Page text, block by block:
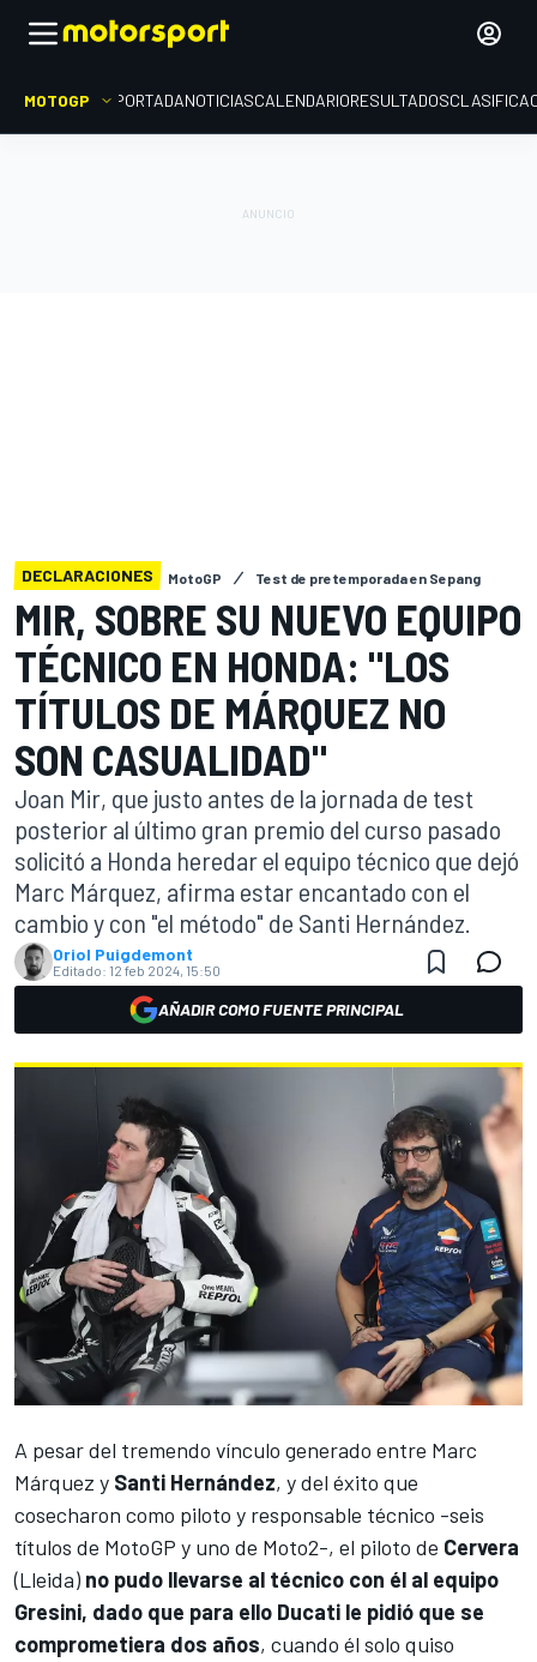
MOTOGP PORTADANOTICIASCALENDARIORESULTADOS
DECLARACIONES MotoGP Test de pretemporada en Sepang
MIR, SOBRE SU NUEVO EQUIPO
TÉCNICO EN HONDA: "LOS
TÍTULOS DE MÁRQUEZ NO
SON CASUALIDAD"
Joan Mir, que justo antes de la jornada de test
posterior al último gran premio del curso pasado
solicitó a Honda heredar el equipo técnico que dejó
Marc Márquez, afirma estar encantado con el
cambio y con "el método" de Santi Hernández.
Oriol Puigdemont
Editado: 12 feb 2024, 15:50
AÑADIR COMO FUENTE PRINCIPAL
A pesar del tremendo vínculo generado entre Marc
Márquez y Santi Hernández, y del éxito que
cosecharon como piloto y responsable técnico -seis
títulos de MotoGP y uno de Moto2-, el piloto de Cervera
(Lleida) no pudo llevarse al técnico con él al equipo
Gresini, dado que para ello Ducati le pidió que se
comprometiera dos años, cuando él solo quiso